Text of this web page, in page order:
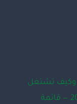
أفضل تطبيقات بلس للأيفون في 2026 — قائمة